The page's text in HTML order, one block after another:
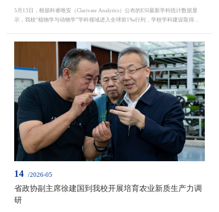
5月13日，根据科睿唯安（Clarivate Analytics）公布的ESI最新学科统计数据显
示，我校“植物学与动物学”学科领域进入全球前1‰行列，学校学科建设取得重
域，农业科学、植物学与动物学、微生物学、环境科学与生态学、生物学与生物
化学、药理学与毒理学、工程学、化学、分子生物与...
14 /2026-05
省政协副主席徐建国到我校开展培育农业新质生产力调
研